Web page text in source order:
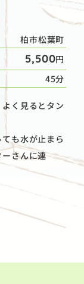
柏市松葉町
5,500円
45分
く見るとタン
も水が止まら
さんに連